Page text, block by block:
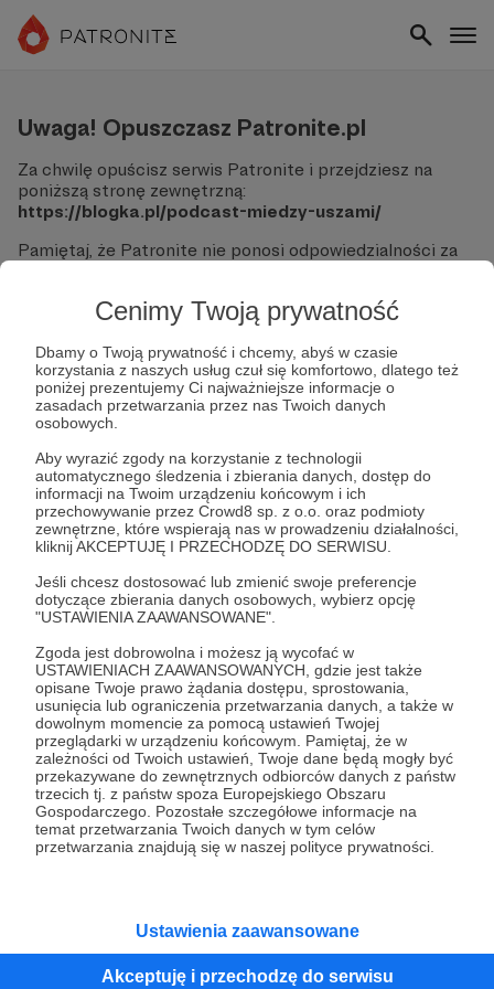
Cenimy Twoją prywatność
Dbamy o Twoją prywatność i chcemy, abyś w czasie
korzystania z naszych usług czuł się komfortowo, dlatego też
poniżej prezentujemy Ci najważniejsze informacje o
zasadach przetwarzania przez nas Twoich danych
osobowych.
Aby wyrazić zgody na korzystanie z technologii
automatycznego śledzenia i zbierania danych, dostęp do
informacji na Twoim urządzeniu końcowym i ich
przechowywanie przez Crowd8 sp. z o.o. oraz podmioty
zewnętrzne, które wspierają nas w prowadzeniu działalności,
kliknij AKCEPTUJĘ I PRZECHODZĘ DO SERWISU.
Jeśli chcesz dostosować lub zmienić swoje preferencje
dotyczące zbierania danych osobowych, wybierz opcję
"USTAWIENIA ZAAWANSOWANE".
Zgoda jest dobrowolna i możesz ją wycofać w
USTAWIENIACH ZAAWANSOWANYCH, gdzie jest także
opisane Twoje prawo żądania dostępu, sprostowania,
usunięcia lub ograniczenia przetwarzania danych, a także w
dowolnym momencie za pomocą ustawień Twojej
przeglądarki w urządzeniu końcowym. Pamiętaj, że w
zależności od Twoich ustawień, Twoje dane będą mogły być
przekazywane do zewnętrznych odbiorców danych z państw
trzecich tj. z państw spoza Europejskiego Obszaru
Gospodarczego. Pozostałe szczegółowe informacje na
temat przetwarzania Twoich danych w tym celów
przetwarzania znajdują się w naszej polityce prywatności.
Ustawienia zaawansowane
Akceptuję i przechodzę do serwisu
Uwaga! Opuszczasz Patronite.pl
Za chwilę opuścisz serwis Patronite i przejdziesz na
poniższą stronę zewnętrzną:
https://blogka.pl/podcast-miedzy-uszami/
Pamiętaj, że Patronite nie ponosi odpowiedzialności za
Nie podawaj swoich danych logowania ani informacji
finansowych na podjerzanych stronach.
Sprawdź dokładnie adres URL, zanim klikniesz przycisk
"Tak, przejdź do strony".
Jeśli masz wątpliwości, wróć do Patronite i zweryfikuj
link.
Czy na pewno chcesz kontynuować?
Tak, przejdź do strony
Kategorie
O Patronite
Dodatkowe produkty
Pomoc
RegulaminPolityka prywatnościPatronite Commons
Unia Europejska